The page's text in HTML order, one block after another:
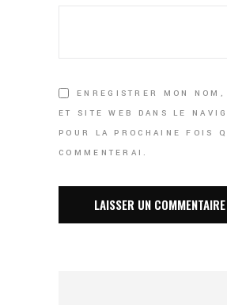
ENREGISTRER MON
ET SITE WEB DANS LE
POUR LA PROCHAINE FOIS
COMMENTERAI.